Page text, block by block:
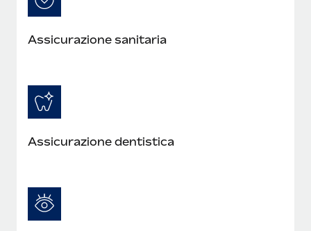
Assicurazione sanitaria
Assicurazione dentistica